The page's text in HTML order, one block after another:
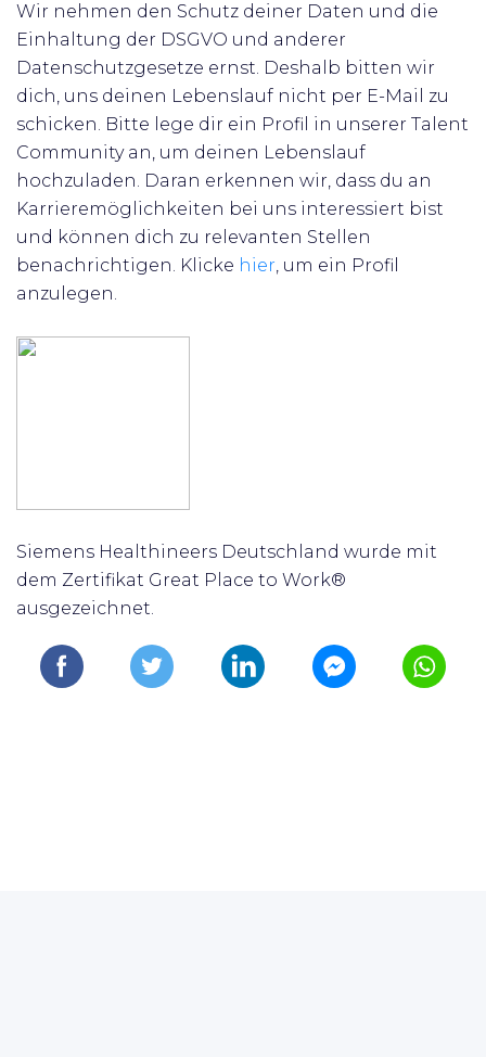
Wir nehmen den Schutz deiner Daten und die
Einhaltung der DSGVO und anderer
Datenschutzgesetze ernst. Deshalb bitten wir
dich, uns deinen Lebenslauf nicht per E-Mail zu
schicken. Bitte lege dir ein Profil in unserer Talent
Community an, um deinen Lebenslauf
hochzuladen. Daran erkennen wir, dass du an
Karrieremöglichkeiten bei uns interessiert bist
und können dich zu relevanten Stellen
benachrichtigen. Klicke hier, um ein Profil
anzulegen.
Siemens Healthineers Deutschland wurde mit
dem Zertifikat Great Place to Work®
ausgezeichnet.